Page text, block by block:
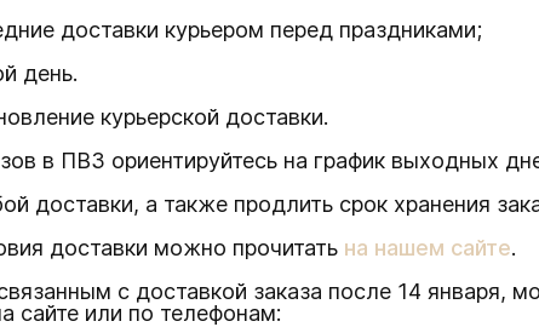
доставки курьером перед праздниками;
день.
курьерской доставки.
в ПВЗ ориентируйтесь на график выходных
доставки, а также продлить срок хранения
доставки можно прочитать на нашем сайте.
с доставкой заказа после 14 января,
сайте или по телефонам: